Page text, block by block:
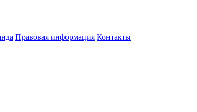
Правовая информация Контакты